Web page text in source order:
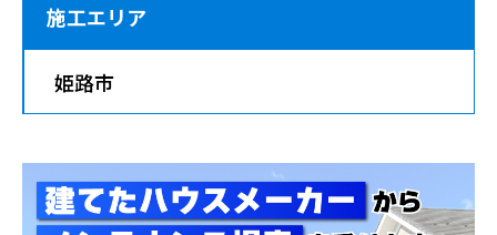
施工エリア
姫路市